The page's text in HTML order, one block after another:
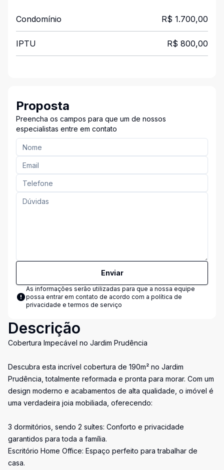
Condomínio R$ 1.700,00
IPTU R$ 800,00
Proposta
Preencha os campos para que um de nossos
especialistas entre em contato
Enviar
As informações serão utilizadas para que a nossa equipe
possa entrar em contato de acordo com a política de
privacidade e termos de serviço
Descrição
Cobertura Impecável no Jardim Prudência
Descubra esta incrível cobertura de 190m² no Jardim
Prudência, totalmente reformada e pronta para morar. Com um
design moderno e acabamentos de alta qualidade, o imóvel é
uma verdadeira joia mobiliada, oferecendo:
3 dormitórios, sendo 2 suítes: Conforto e privacidade
garantidos para toda a família.
Escritório Home Office: Espaço perfeito para trabalhar de
casa.